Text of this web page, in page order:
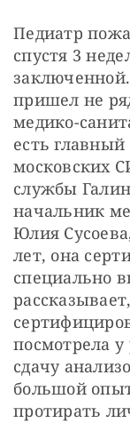
Педиатр
спустя 3
пришел не
медико-
есть
московских
службы
начальник
Юлия
лет, она
специально
посмотрела у
сдачу
большой
протирать